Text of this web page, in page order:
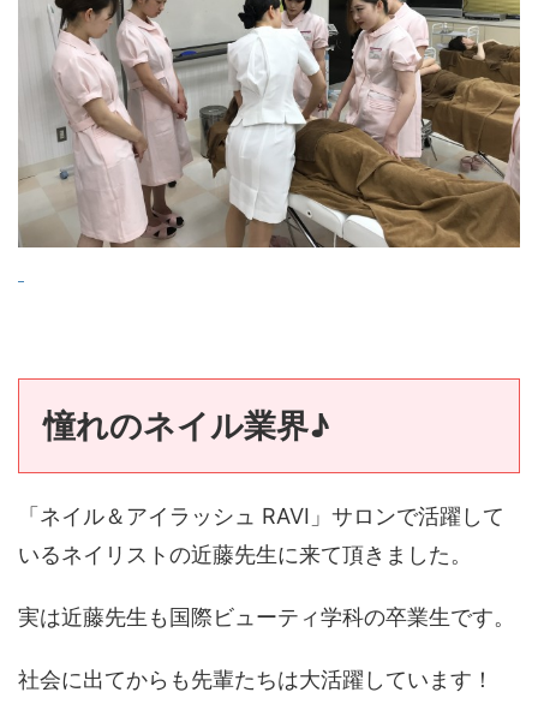
憧れのネイル業界♪
「ネイル＆アイラッシュ RAVI」サロンで活躍して
いるネイリストの近藤先生に来て頂きました。
実は近藤先生も国際ビューティ学科の卒業生です。
社会に出てからも先輩たちは大活躍しています！